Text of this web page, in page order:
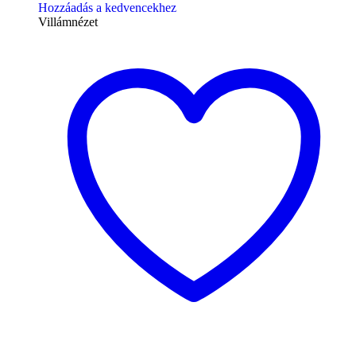
Hozzáadás a kedvencekhez
Villámnézet